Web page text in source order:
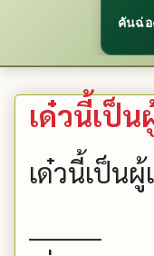
คันฉ่อ
เด๋วนี้เป็
เด๋วนี้เป็น